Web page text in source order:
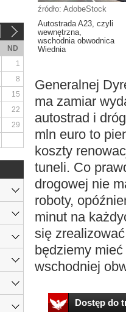
źródło: AdobeStock
Autostrada A23, czyli
wewnętrzna,
wschodnia obwodnica
Wiednia
Generalnej
ma zamiar
autostrad i
mln euro to
koszty
tuneli. Co
drogowej nie
roboty,
minut na
się
będziemy
wschodniej
Dostęp do
ND
1
8
15
22
29